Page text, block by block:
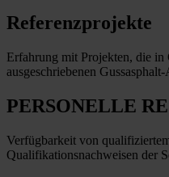
Referenzprojekte
Erfahrung mit Projekten, die
ausgeschriebenen
PERSONELLE
Verfügbarkeit von
Qualifikationsnachweisen der